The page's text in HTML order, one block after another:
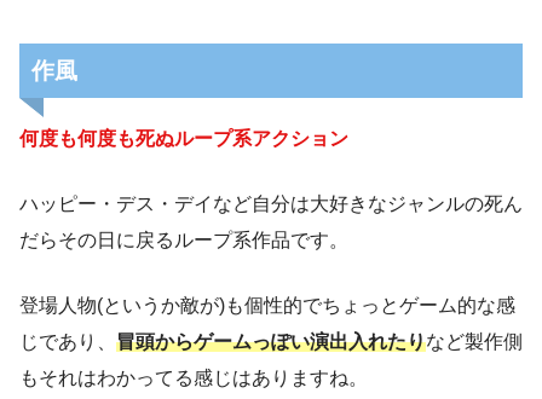
作風
何度も何度も死ぬループ系アクション
ハッピー・デス・デイなど自分は大好きなジャンルの死ん
だらその日に戻るループ系作品です。
登場人物(というか敵が)も個性的でちょっとゲーム的な感
じであり、 冒頭からゲームっぽい演出入れたりなど製作側
もそれはわかってる感じはありますね。